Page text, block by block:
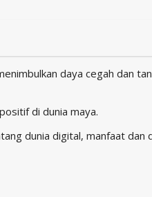
daya cegah dan
di dunia maya.
dunia digital, manfaat